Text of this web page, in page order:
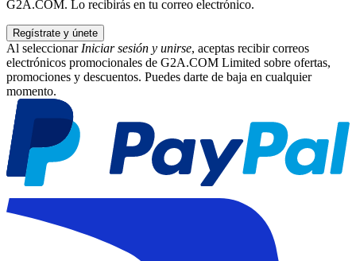
G2A.COM. Lo recibirás en tu correo electrónico.
Regístrate y únete
Al seleccionar Iniciar sesión y unirse, aceptas recibir correos
electrónicos promocionales de G2A.COM Limited sobre ofertas,
promociones y descuentos. Puedes darte de baja en cualquier
momento.